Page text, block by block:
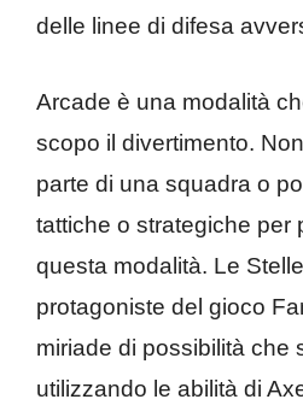
delle linee di difesa
Arcade è una modalità
scopo il divertimento.
parte di una squadra o
tattiche o strategiche per
questa modalità. Le
protagoniste del gioco
miriade di possibilità che
utilizzando le abilità di